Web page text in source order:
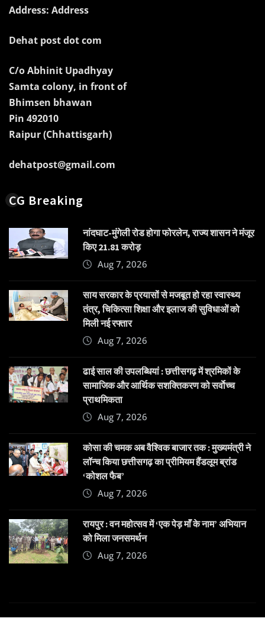
Address: Address
Dehat post dot com
C/o Abhinit Upadhyay
Samta colony, in front of
Bhimsen bhawan
Pin 492010
Raipur (Chhattisgarh)
dehatpost@gmail.com
CG Breaking
नांदघाट-मुंगेली रोड होगा फोरलेन, राज्य शासन ने मंजूर
किए 21.81 करोड़
Aug 7, 2026
साय सरकार के प्रयासों से मजबूत हो रहा स्वास्थ्य
तंत्र, चिकित्सा शिक्षा और इलाज की सुविधाओं को
मिली नई रफ्तार
Aug 7, 2026
ढाई साल की उपलब्धियां : छत्तीसगढ़ में श्रमिकों के
सामाजिक और आर्थिक सशक्तिकरण को सर्वाेच्च
प्राथमिकता
Aug 7, 2026
कोसा की चमक अब वैश्विक बाजार तक : मुख्यमंत्री ने
लॉन्च किया छत्तीसगढ़ का प्रीमियम हैंडलूम ब्रांड
‘कोशल फैब’
Aug 7, 2026
रायपुर : वन महोत्सव में ‘एक पेड़ माँ के नाम’ अभियान
को मिला जनसमर्थन
Aug 7, 2026